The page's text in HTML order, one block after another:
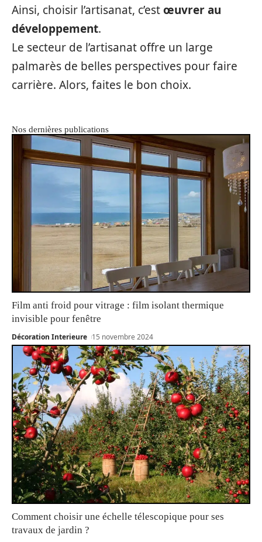
Ainsi, choisir l’artisanat, c’estœuvrer au
développement.
Le secteur de l’artisanat offre un large
palmarès de belles perspectives pour faire
carrière. Alors, faites le bon choix.
Nos dernières publications
Film anti froid pour vitrage : film isolant thermique
invisible pour fenêtre
Décoration Interieure 15 novembre 2024
Comment choisir une échelle télescopique pour ses
travaux de jardin ?